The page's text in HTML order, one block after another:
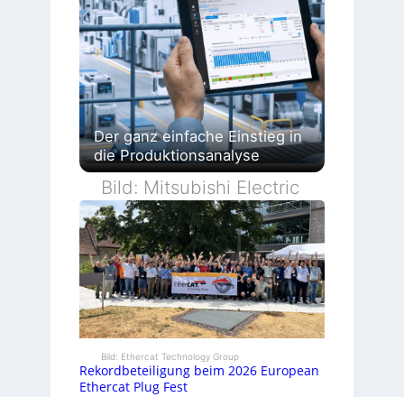
Der ganz einfache Einstieg in
die Produktionsanalyse
Bild: Mitsubishi Electric
Bild: Ethercat Technology Group
Rekordbeteiligung beim 2026 European
Ethercat Plug Fest